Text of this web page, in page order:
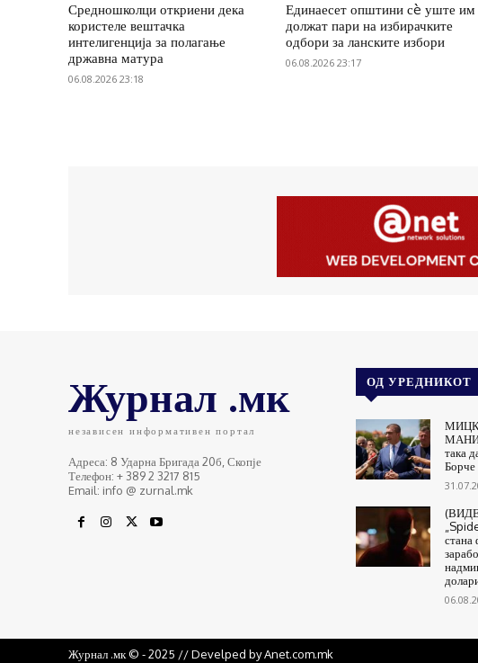
Средношколци откриени дека
користеле вештачка
интелигенција за полагање
државна матура
06.08.2026 23:18
Единаесет општини сè уште им
должат пари на избирачките
одбори за ланските избори
06.08.2026 23:17
Журнал .мк
независен информативен портал
Адреса: 8 Ударна Бригада 20б, Скопје
Телефон: + 389 2 3217 815
Email: info @ zurnal.mk
ОД УРЕДНИКОТ
така
стана
Журнал .мк © - 2025 // Develped by Anet.com.mk